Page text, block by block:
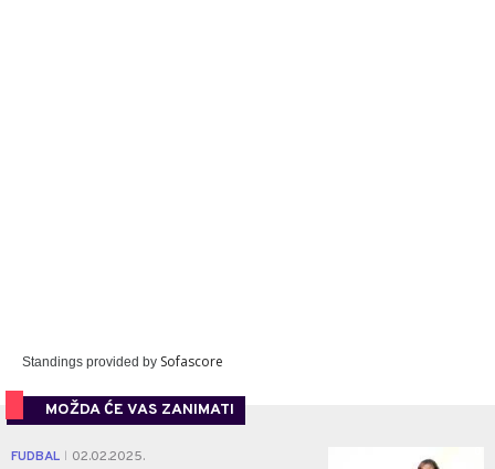
Standings provided by Sofascore
MOŽDA ĆE VAS ZANIMATI
FUDBAL 02.02.2025.